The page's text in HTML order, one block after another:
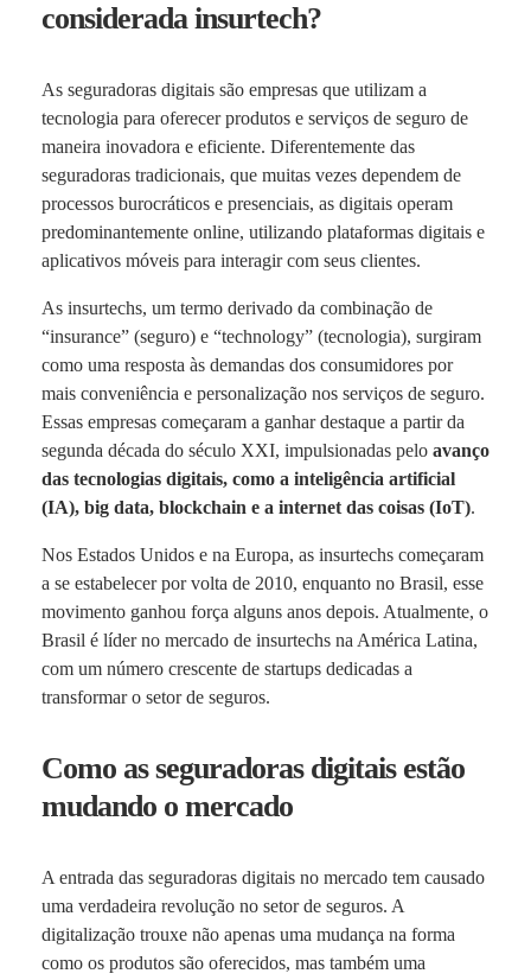
considerada insurtech?
As seguradoras digitais são empresas que utilizam a
tecnologia para oferecer produtos e serviços de seguro de
maneira inovadora e eficiente. Diferentemente das
seguradoras tradicionais, que muitas vezes dependem de
processos burocráticos e presenciais, as digitais operam
predominantemente online, utilizando plataformas digitais e
aplicativos móveis para interagir com seus clientes.
As insurtechs, um termo derivado da combinação de
“insurance” (seguro) e “technology” (tecnologia), surgiram
como uma resposta às demandas dos consumidores por
mais conveniência e personalização nos serviços de seguro.
Essas empresas começaram a ganhar destaque a partir da
segunda década do século XXI, impulsionadas pelo avanço
das tecnologias digitais, como a inteligência artificial
(IA), big data, blockchain e a internet das coisas (IoT).
Nos Estados Unidos e na Europa, as insurtechs começaram
a se estabelecer por volta de 2010, enquanto no Brasil, esse
movimento ganhou força alguns anos depois. Atualmente, o
Brasil é líder no mercado de insurtechs na América Latina,
com um número crescente de startups dedicadas a
transformar o setor de seguros.
Como as seguradoras digitais estão
mudando o mercado
A entrada das seguradoras digitais no mercado tem causado
uma verdadeira revolução no setor de seguros. A
digitalização trouxe não apenas uma mudança na forma
como os produtos são oferecidos, mas também uma